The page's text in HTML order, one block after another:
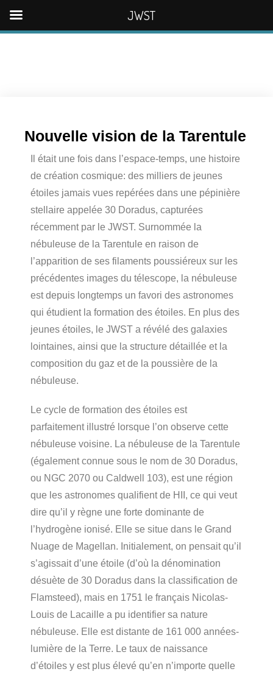
Nouvelle vision de la Tarentule
Il était une fois dans l’espace-temps, une histoire
de création cosmique: des milliers de jeunes
étoiles jamais vues repérées dans une pépinière
stellaire appelée 30 Doradus, capturées
récemment par le JWST. Surnommée la
nébuleuse de la Tarentule en raison de
l’apparition de ses filaments poussiéreux sur les
précédentes images du télescope, la nébuleuse
est depuis longtemps un favori des astronomes
qui étudient la formation des étoiles. En plus des
jeunes étoiles, le JWST a révélé des galaxies
lointaines, ainsi que la structure détaillée et la
composition du gaz et de la poussière de la
nébuleuse.
Le cycle de formation des étoiles est
parfaitement illustré lorsque l’on observe cette
nébuleuse voisine. La nébuleuse de la Tarentule
(également connue sous le nom de 30 Doradus,
ou NGC 2070 ou Caldwell 103), est une région
que les astronomes qualifient de HII, ce qui veut
dire qu’il y règne une forte dominante de
l’hydrogène ionisé. Elle se situe dans le Grand
Nuage de Magellan. Initialement, on pensait qu’il
s’agissait d’une étoile (d’où la dénomination
désuète de 30 Doradus dans la classification de
Flamsteed), mais en 1751 le français Nicolas-
Louis de Lacaille a pu identifier sa nature
nébuleuse. Elle est distante de 161 000 années-
lumière de la Terre. Le taux de naissance
d’étoiles y est plus élevé qu’en n’importe quelle
JWST